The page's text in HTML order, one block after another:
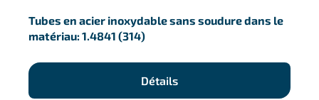
Tubes en acier inoxydable sans soudure dans le
matériau: 1.4841 (314)
Détails